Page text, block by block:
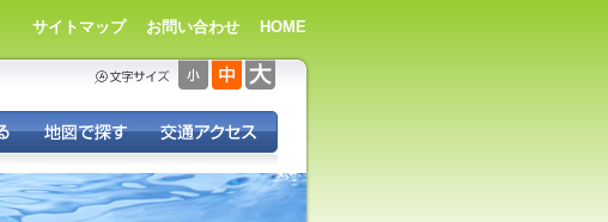
サイトマップ お問い合わせ HOME